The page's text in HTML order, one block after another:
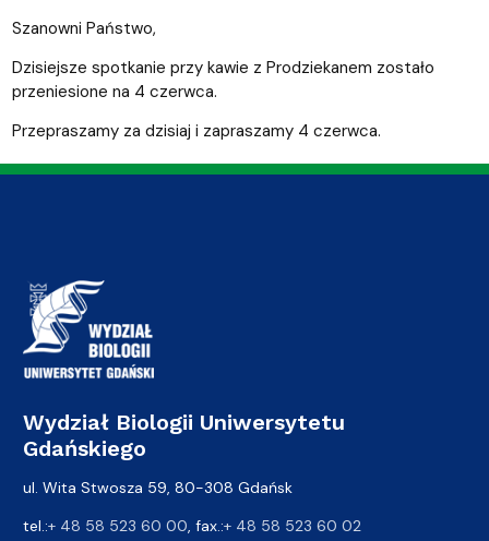
Szanowni Państwo,
Dzisiejsze spotkanie przy kawie z Prodziekanem zostało
przeniesione na 4 czerwca.
Przepraszamy za dzisiaj i zapraszamy 4 czerwca.
Wydział Biologii Uniwersytetu
Gdańskiego
ul. Wita Stwosza 59, 80-308 Gdańsk
tel.:+ 48 58 523 60 00, fax.:+ 48 58 523 60 02